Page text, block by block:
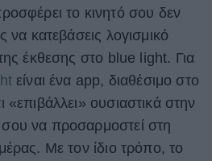
το κινητό σου δεν
να κατεβάσεις λογισμικό
έκθεσης στο blue light. Για
είναι ένα app, διαθέσιμο στο
ουσιαστικά στην
να προσαρμοστεί στη
Με τον ίδιο τρόπο, το